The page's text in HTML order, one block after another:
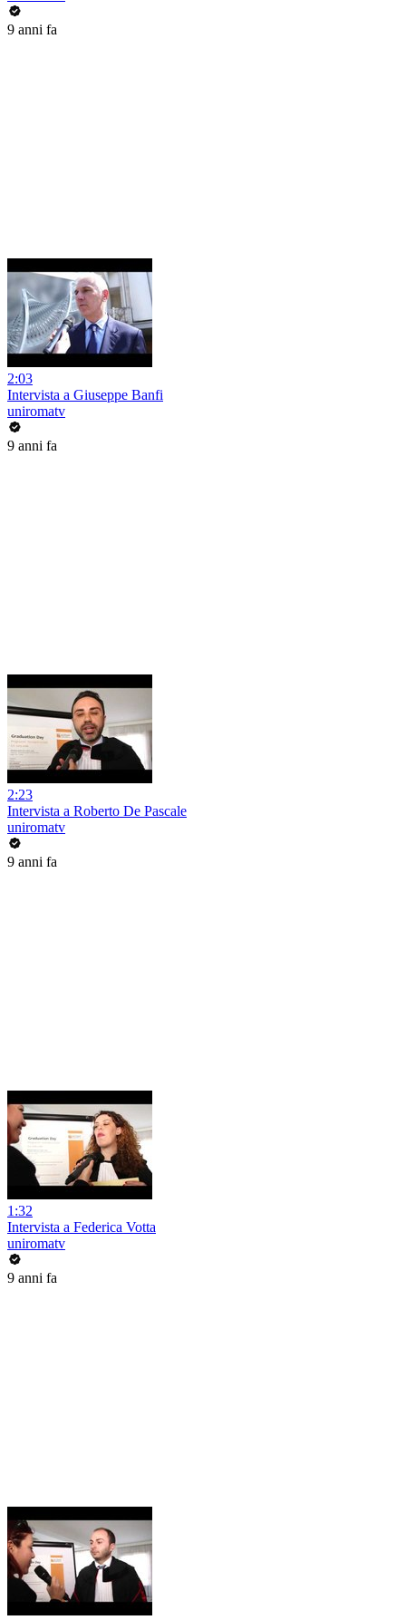
9 anni fa
2:03
Intervista a Giuseppe Banfi
uniromatv
9 anni fa
2:23
Intervista a Roberto De Pascale
uniromatv
9 anni fa
1:32
Intervista a Federica Votta
uniromatv
9 anni fa